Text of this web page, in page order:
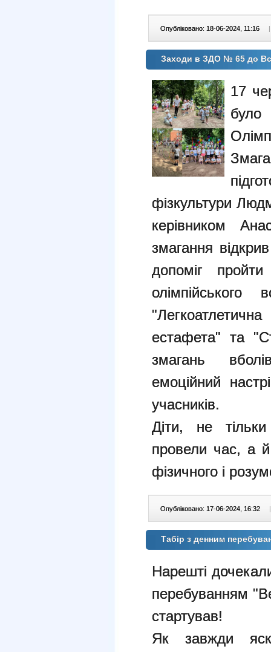
Опубліковано: 18-06-2024, 11:16 |
Заходи в ЗДО № 65 до
17
фізкультури
керівником
змагання
допоміг
олімпійського
естафета" та
змагань
емоційний
учасників.
Діти, не
провели час, а
фізичного і
Опубліковано: 17-06-2024, 16:32 |
Табір з денним
Нарешті
перебуванням
стартував!
Як завжди